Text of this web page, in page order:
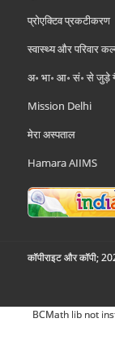
प्रोएक्टिव प्रकटीकरण
स्वास्थ्य और परिवार
अ॰ भा॰ आ॰ सं॰ से जुड़े
Mission Delhi
मेरा अस्पताल
Hamara AIIMS
कॉपीराइट और कॉपी;
BCMath lib not